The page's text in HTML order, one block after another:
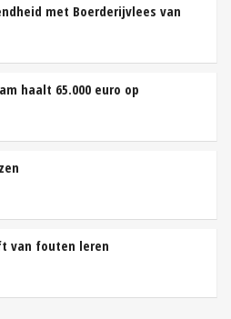
met Boerderijvlees van
haalt 65.000 euro op
van fouten leren